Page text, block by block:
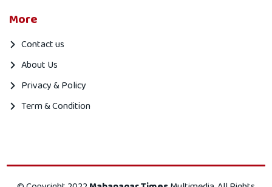
More
Contact us
About Us
Privacy & Policy
Term & Condition